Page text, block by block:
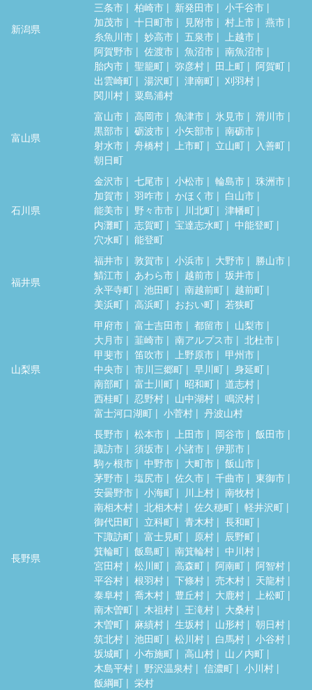
新潟県
三条市
柏崎市 新発田市
小千谷市
加茂市
十日町市 見附市 村上市
燕市
糸魚川市
妙高市 五泉市
上越市
阿賀野市
佐渡市 魚沼市
南魚沼市
胎内市
聖籠町 弥彦村 田上町
阿賀町
出雲崎町
湯沢町 津南町
刈羽村
関川村
粟島浦村
富山県
富山市 高岡市 魚津市 氷見市
滑川市
黒部市
砺波市 小矢部市
南砺市
射水市
舟橋村 上市町 立山町
入善町
朝日町
石川県
金沢市 七尾市 小松市 輪島市
珠洲市
加賀市
羽咋市 かほく市
白山市
能美市
野々市市 川北町
津幡町
内灘町
志賀町 宝達志水町
中能登町
穴水町
能登町
福井県
福井市 敦賀市 小浜市 大野市
勝山市
鯖江市
あわら市 越前市
坂井市
永平寺町
池田町 南越前町
越前町
美浜町
高浜町 おおい町 若狭町
山梨県
甲府市 富士吉田市 都留市
山梨市
大月市
韮崎市 南アルプス市
北杜市
甲斐市
笛吹市 上野原市
甲州市
中央市
市川三郷町 早川町
身延町
南部町
富士川町 昭和町
道志村
西桂町
忍野村 山中湖村
鳴沢村
富士河口湖町
小菅村 丹波山村
長野県
長野市 松本市 上田市 岡谷市
飯田市
諏訪市
須坂市 小諸市
伊那市
駒ヶ根市
中野市 大町市
飯山市
茅野市
塩尻市 佐久市 千曲市
東御市
安曇野市
小海町 川上村
南牧村
南相木村
北相木村 佐久穂町
軽井沢町
御代田町
立科町 青木村
長和町
下諏訪町
富士見町 原村
辰野町
箕輪町
飯島町 南箕輪村
中川村
宮田村
松川町 高森町 阿南町
阿智村
平谷村
根羽村 下條村 売木村
天龍村
泰阜村
喬木村 豊丘村 大鹿村
上松町
南木曽町
木祖村 王滝村
大桑村
木曽町
麻績村 生坂村 山形村
朝日村
筑北村
池田町 松川村 白馬村
小谷村
坂城町
小布施町 高山村
山ノ内町
木島平村
野沢温泉村 信濃町
小川村
飯綱町
栄村